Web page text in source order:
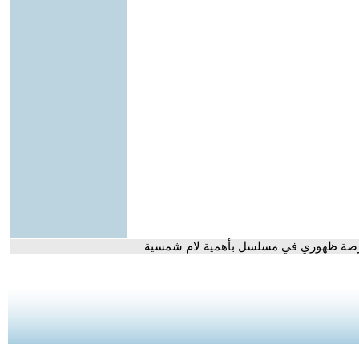
ظهوري في مسلسل بأهمية لام شمسية